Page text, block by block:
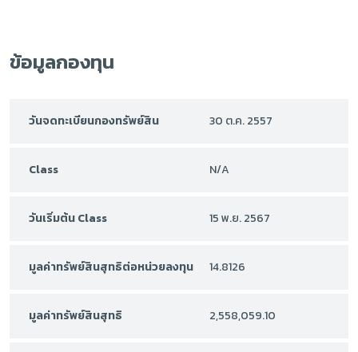
ข้อมูลกองทุน
วันจดทะเบียนกองทรัพย์สิน 30 ต.ค. 2557
Class N/A
วันเริ่มต้น Class 15 พ.ย. 2567
มูลค่าทรัพย์สินสุทธิต่อหน่วยลงทุน 14.8126
มูลค่าทรัพย์สินสุทธิ 2,558,059.10